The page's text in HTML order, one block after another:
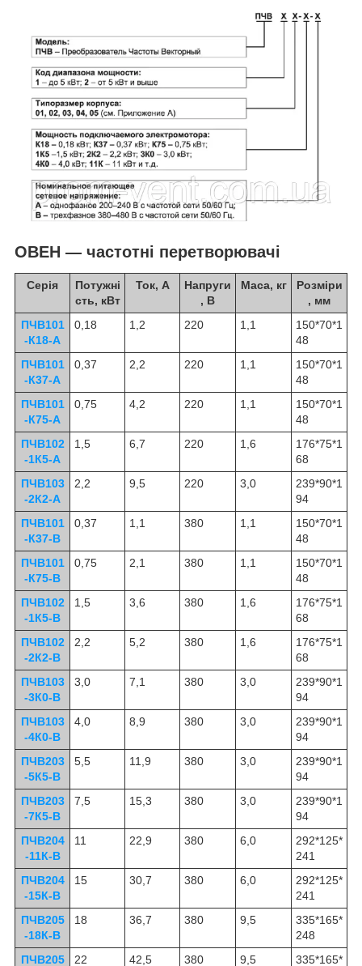
ОВЕН — частотні перетворювачі
Серія
Потужні
сть, кВт
Ток, А
Напруги
, В
Маса, кг
Розміри
, мм
ПЧВ101
-К18-А
0,18 1,2 220 1,1
150*70*1
48
ПЧВ101
-К37-А
0,37 2,2 220 1,1
150*70*1
48
ПЧВ101
-К75-А
0,75 4,2 220 1,1
150*70*1
48
ПЧВ102
-1К5-А
1,5 6,7 220 1,6
176*75*1
68
ПЧВ103
-2К2-А
2,2 9,5 220 3,0
239*90*1
94
ПЧВ101
-К37-В
0,37 1,1 380 1,1
150*70*1
48
ПЧВ101
-К75-В
0,75 2,1 380 1,1
150*70*1
48
ПЧВ102
-1К5-В
1,5 3,6 380 1,6
176*75*1
68
ПЧВ102
-2К2-В
2,2 5,2 380 1,6
176*75*1
68
ПЧВ103
-3К0-В
3,0 7,1 380 3,0
239*90*1
94
ПЧВ103
-4К0-В
4,0 8,9 380 3,0
239*90*1
94
ПЧВ203
-5К5-В
5,5 11,9 380 3,0
239*90*1
94
ПЧВ203
-7К5-В
7,5 15,3 380 3,0
239*90*1
94
ПЧВ204
-11К-В
11 22,9 380 6,0
292*125*
241
ПЧВ204
-15К-В
15 30,7 380 6,0
292*125*
241
ПЧВ205
-18К-В
18 36,7 380 9,5
335*165*
248
ПЧВ205
22 42,5 380 9,5
335*165*